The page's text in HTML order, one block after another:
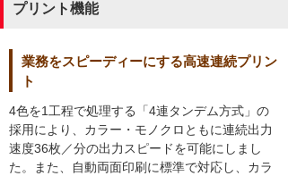
プリント機能
業務をスピーディーにする高速連続プリン
ト
4色を1工程で処理する「4連タンデム方式」の
採用により、カラー・モノクロともに連続出力
速度36枚／分の出力スピードを可能にしまし
た。また、自動両面印刷に標準で対応し、カラ